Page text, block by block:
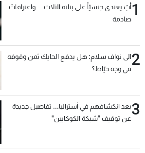
1أبٌ يعتدي جنسيّاً على بناته الثلاث… واعترافاتٌ
صادمة
2الى نواف سلام: هل يدفع الحايك ثمن وقوفه
في وجه خيّاط؟
3بعد انكشافهم في أستراليا... تفاصيل جديدة
عن توقيف "شبكة الكوكايين"
الترددات
لاعلاناتكم
شروط الإسـتخدام